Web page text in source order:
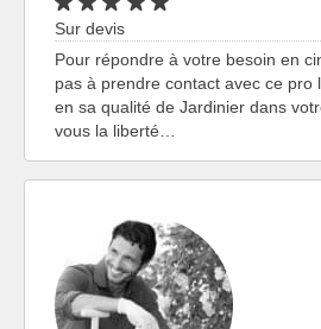
Sur devis
Pour répondre à votre besoin en
pas à prendre contact avec ce pro
en sa qualité de Jardinier dans
vous la liberté…